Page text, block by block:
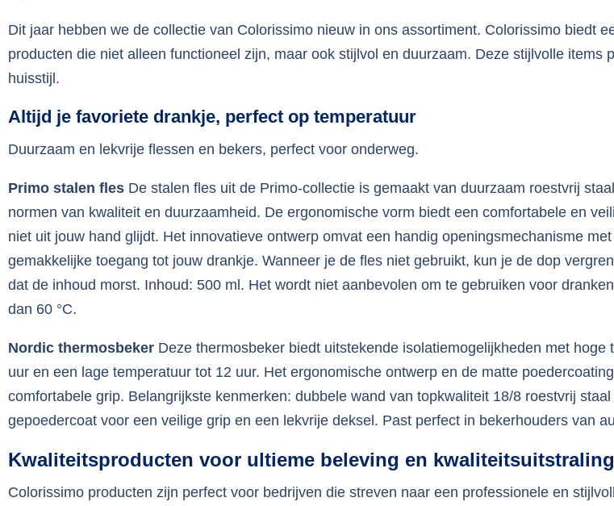
Dit jaar hebben we de collectie van Colorissimo nieuw in ons assortiment. Colorissimo biedt
producten die niet alleen functioneel zijn, maar ook stijlvol en duurzaam. Deze stijlvolle items
huisstijl.
Altijd je favoriete drankje, perfect op temperatuur
Duurzaam en lekvrije flessen en bekers, perfect voor onderweg.
Primo stalen fles De stalen fles uit de Primo-collectie is gemaakt van duurzaam roestvrij
normen van kwaliteit en duurzaamheid. De ergonomische vorm biedt een comfortabele en
niet uit jouw hand glijdt. Het innovatieve ontwerp omvat een handig openingsmechanisme
gemakkelijke toegang tot jouw drankje. Wanneer je de fles niet gebruikt, kun je de dop
dat de inhoud morst. Inhoud: 500 ml. Het wordt niet aanbevolen om te gebruiken voor
dan 60 °C.
Nordic thermosbeker Deze thermosbeker biedt uitstekende isolatiemogelijkheden met hoge
uur en een lage temperatuur tot 12 uur. Het ergonomische ontwerp en de matte
comfortabele grip. Belangrijkste kenmerken: dubbele wand van topkwaliteit 18/8 roestvrij
gepoedercoat voor een veilige grip en een lekvrije deksel. Past perfect in bekerhouders van
Kwaliteitsproducten voor ultieme beleving en kwaliteitsuitstraling
Colorissimo producten zijn perfect voor bedrijven die streven naar een professionele en